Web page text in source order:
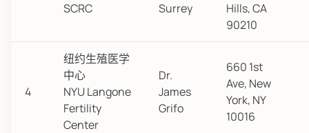
SCRC
Surrey
Hills, CA
90210
4
纽约生殖医学
中心
NYU Langone
Fertility
Center
Dr.
James
Grifo
660 1st
Ave, New
York, NY
10016